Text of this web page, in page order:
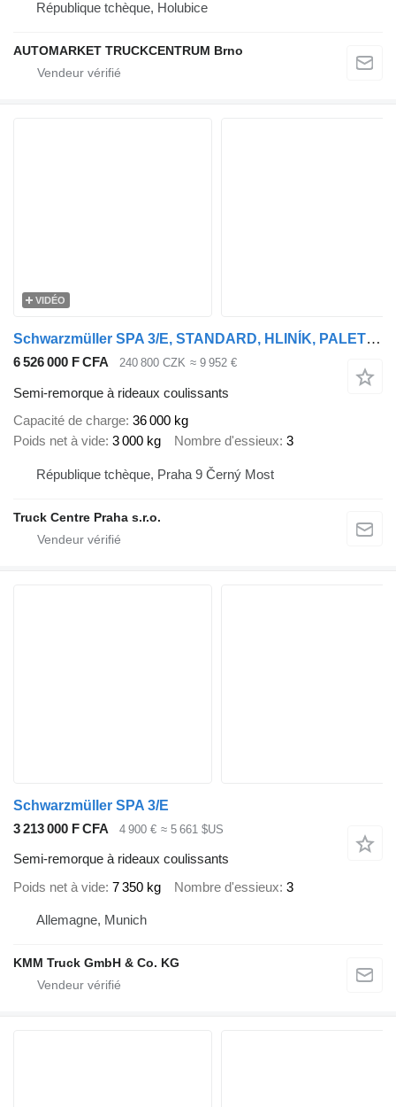
République tchèque, Holubice
AUTOMARKET TRUCKCENTRUM Brno
VIDÉO
Schwarzmüller SPA 3/E, STANDARD, HLINÍK, PALETOVÝ KOŠ, PNEU 80 PROCENT, TŘÍSTR
6 526 000 F CFA 240 800 CZK ≈ 9 952 €
Semi-remorque à rideaux coulissants
Capacité de charge 36 000 kg
Poids net à vide 3 000 kg Nombre d'essieux 3
République tchèque, Praha 9 Černý Most
Truck Centre Praha s.r.o.
Schwarzmüller SPA 3/E
3 213 000 F CFA
4 900 € ≈ 5 661 $US
Semi-remorque à rideaux coulissants
Poids net à vide 7 350 kg Nombre d'essieux 3
Allemagne, Munich
KMM Truck GmbH & Co. KG